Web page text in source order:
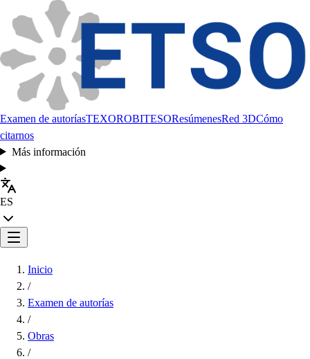
Examen de autoríasTEXOROBITESOResúmenesRed 3DCómo
citarnos
Más información
ES
Inicio
/
Examen de autorías
/
Obras
/